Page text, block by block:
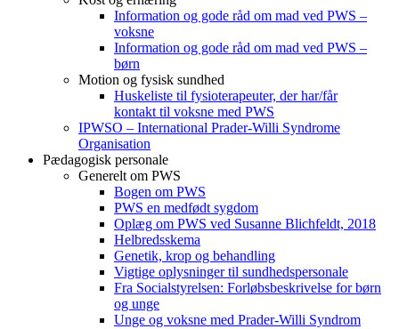
Information og gode råd om mad ved PWS –
voksne
Information og gode råd om mad ved PWS –
børn
Motion og fysisk sundhed
Huskeliste til fysioterapeuter, der har/får
kontakt til voksne med PWS
IPWSO – International Prader-Willi Syndrome
Organisation
Pædagogisk personale
Generelt om PWS
Bogen om PWS
PWS en medfødt sygdom
Oplæg om PWS ved Susanne Blichfeldt, 2018
Helbredsskema
Genetik, krop og behandling
Vigtige oplysninger til sundhedspersonale
Fra Socialstyrelsen: Forløbsbeskrivelse for børn
og unge
Unge og voksne med Prader-Willi Syndrom